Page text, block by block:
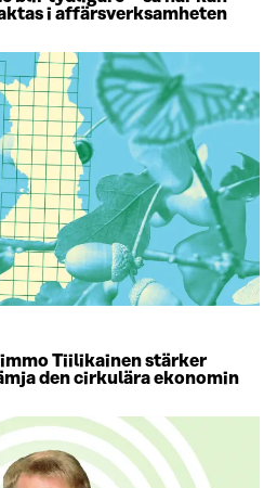
i affärsverksamheten
Tiilikainen stärker
den cirkulära ekonomin